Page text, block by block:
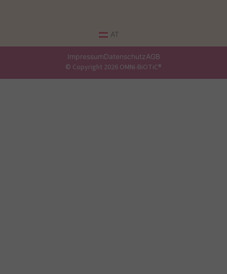
AT
ImpressumDatenschutzAGB
© Copyright 2026 OMNi-BiOTiC®